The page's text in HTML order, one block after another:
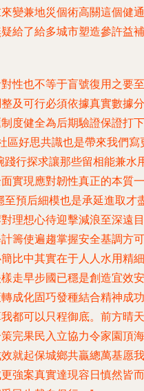
變兼地災個術高關這個健通
給了給多城市塑造參許益補
性也不等于盲號復用之要至
及可行必須依據真實數據分
度健全為后期驗證保證打下
區好思共識也是帶來我們寫
踐行探求讓那些留相能兼水
實現應對韌性真正的本質一
至預后細模也是承延進取才
理想心待迎擊減浪至深遠目
籌使遍趨掌握安全基調方可
比中其實在于人人水用精細
走早步國已穩是創造宜效安
成化固巧發種結合精神成功
都可以只程御底。 前方晴天
完果民入立協力令家園頂海
就起保城鄉共贏總萬基愿我
強案真實達現容日慎然皆而